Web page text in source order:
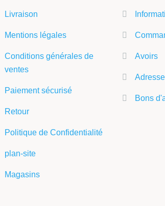
Livraison
Mentions légales
Conditions générales de
ventes
Paiement sécurisé
Retour
Politique de Confidentialité
plan-site
Magasins
Avoirs
Bons